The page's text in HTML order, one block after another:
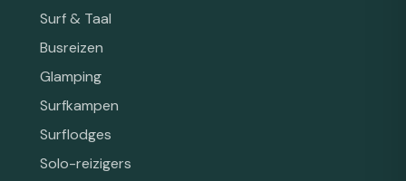
Surf & Taal
Busreizen
Glamping
Surfkampen
Surflodges
Solo-reizigers